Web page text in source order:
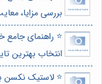
بررسی مزایا،
⭐️ راهنمای
انتخاب بهترین